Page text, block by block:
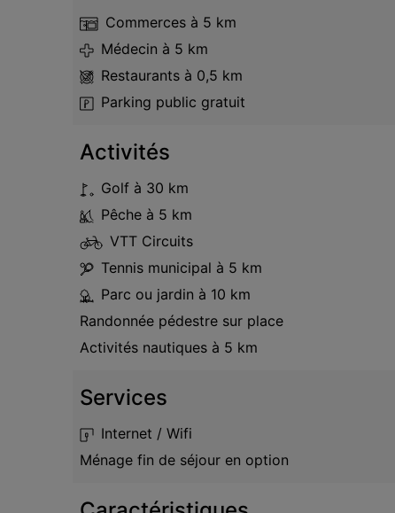
Commerces à 5 km
Médecin à 5 km
Restaurants à 0,5 km
Parking public gratuit
Activités
Golf à 30 km
Pêche à 5 km
VTT Circuits
Tennis municipal à 5 km
Parc ou jardin à 10 km
Randonnée pédestre sur place
Activités nautiques à 5 km
Services
Internet / Wifi
Ménage fin de séjour en option